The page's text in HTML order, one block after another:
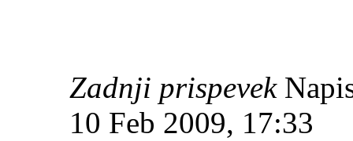
Zadnji prispevek
10 Feb 2009, 17:33